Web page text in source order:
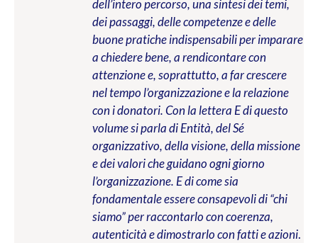
dell’intero percorso, una sintesi dei temi,
dei passaggi, delle competenze e delle
buone pratiche indispensabili per imparare
a chiedere bene, a rendicontare con
attenzione e, soprattutto, a far crescere
nel tempo l’organizzazione e la relazione
con i donatori. Con la lettera E di questo
volume si parla di Entità, del Sé
organizzativo, della visione, della missione
e dei valori che guidano ogni giorno
l’organizzazione. E di come sia
fondamentale essere consapevoli di “chi
siamo” per raccontarlo con coerenza,
autenticità e dimostrarlo con fatti e azioni.